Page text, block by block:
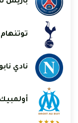
باريس
نادي